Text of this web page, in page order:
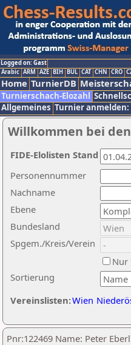
Logged on: Gast
Arabic ARM AZE BIH BUL CAT CHN CRO
Home TurnierDB
Turnierschach-Elozahl
Allgemeines Turnier anmelden:
Willkommen bei
Nachname
Ebene
Sortierung
Personennummer
Bundesland
Spgem./Kreis/Verein
Nur
Vereinslisten:Wien
FIDE-Elolisten Stand
Pnr:122469 Name: Peter